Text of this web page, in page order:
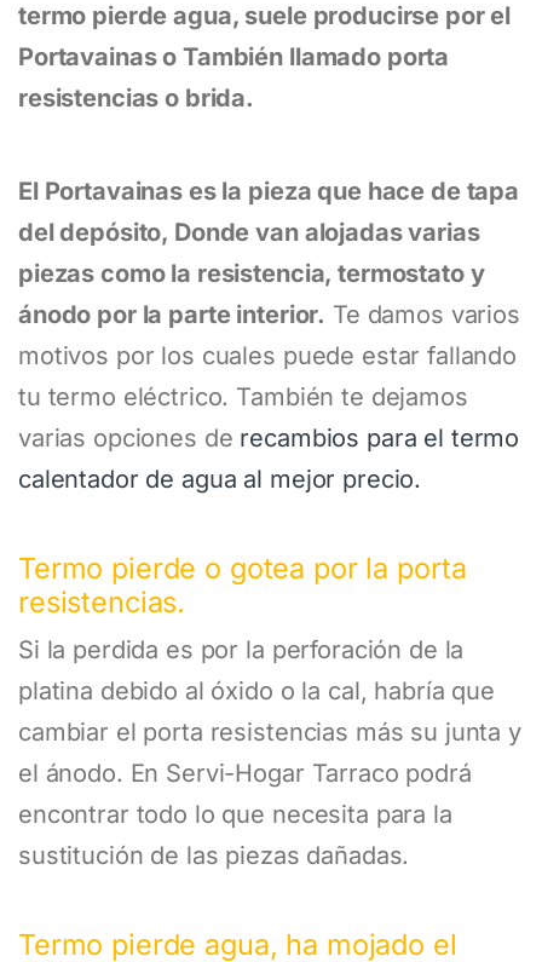
termo pierde agua, suele producirse por el
Portavainas o También llamado porta
resistencias o brida.
El Portavainas es la pieza que hace de tapa
del depósito, Donde van alojadas varias
piezas como la resistencia, termostato y
ánodo por la parte interior. Te damos varios
motivos por los cuales puede estar fallando
tu termo eléctrico. También te dejamos
varias opciones de recambios para el termo
calentador de agua al mejor precio.
Termo pierde o gotea por la porta
resistencias.
Si la perdida es por la perforación de la
platina debido al óxido o la cal, habría que
cambiar el porta resistencias más su junta y
el ánodo. En Servi-Hogar Tarraco podrá
encontrar todo lo que necesita para la
sustitución de las piezas dañadas.
Termo pierde agua, ha mojado el